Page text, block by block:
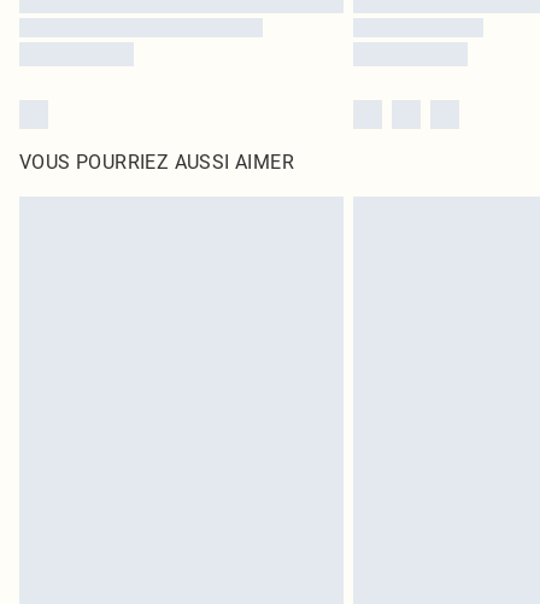
VOUS POURRIEZ AUSSI AIMER